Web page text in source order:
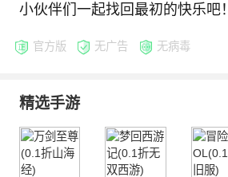
小伙伴们一起找回最初的快乐吧！
官方版 无广告 无病毒
精选手游